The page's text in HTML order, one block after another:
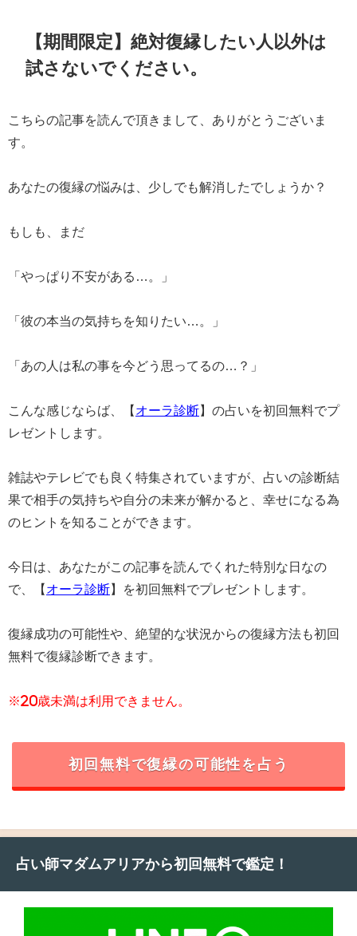
【期間限定】絶対復縁したい人以外は
試さないでください。
こちらの記事を読んで頂きまして、ありがとうございま
す。
あなたの復縁の悩みは、少しでも解消したでしょうか？
もしも、まだ
「やっぱり不安がある…。」
「彼の本当の気持ちを知りたい…。」
「あの人は私の事を今どう思ってるの…？」
こんな感じならば、【 オーラ診断】の占いを初回無料でプ
レゼントします。
雑誌やテレビでも良く特集されていますが、占いの診断結
果で相手の気持ちや自分の未来が解かると、幸せになる為
のヒントを知ることができます。
今日は、あなたがこの記事を読んでくれた特別な日なの
で、【 オーラ診断】を初回無料でプレゼントします。
復縁成功の可能性や、絶望的な状況からの復縁方法も初回
無料で復縁診断できます。
※20歳未満は利用できません。
初回無料で復縁の可能性を占う
占い師マダムアリアから初回無料で鑑定！